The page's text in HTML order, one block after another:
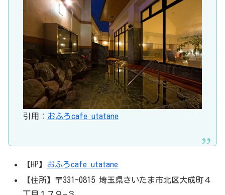
引用： おふろcafe utatane
【HP】
おふろcafe utatane
【住所】〒331-0815 埼玉県さいたま市北区大成町４